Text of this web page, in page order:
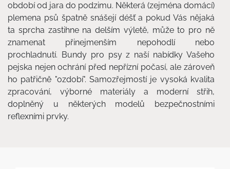
období od jara do podzimu. Některá (zejména domácí)
plemena psů špatně snášejí déšť a pokud Vás nějaká
ta sprcha zastihne na delším výletě, může to pro ně
znamenat přinejmenším nepohodlí nebo
prochladnutí. Bundy pro psy z naší nabídky Vašeho
pejska nejen ochrání před nepřízní počasí, ale zároveň
ho patřičně "ozdobí". Samozřejmostí je vysoká kvalita
zpracování, výborné materiály a moderní střih,
doplněný u některých modelů bezpečnostními
reflexními prvky.